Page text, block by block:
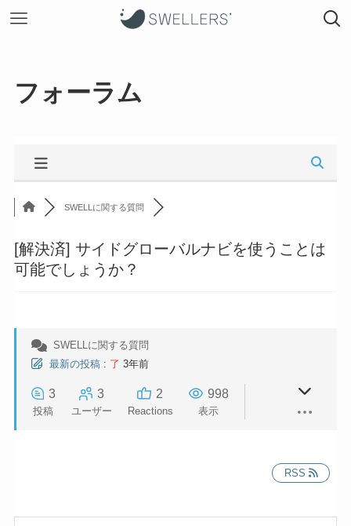
フォーラム
SWELLに関する質問
[解決済] サイドグローバルナビを使うことは
可能でしょうか？
SWELLに関する質問
最新の投稿 : 了 3年前
3
投稿
3
ユーザー
2
Reactions
998
表示
RSS